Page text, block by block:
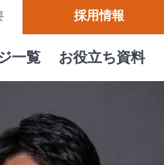
採用情報
一覧 お役立ち資料